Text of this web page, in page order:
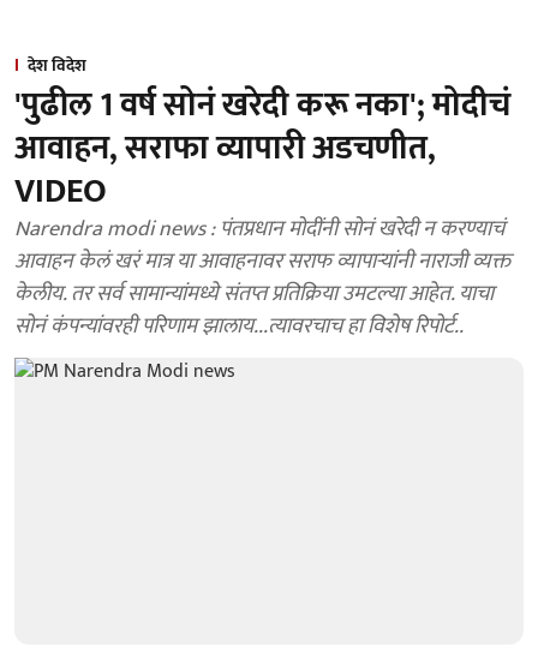
देश विदेश
'पुढील 1 वर्ष सोनं खरेदी करू नका'; मोदीचं
आवाहन, सराफा व्यापारी अडचणीत,
VIDEO
Narendra modi news : पंतप्रधान मोदींनी सोनं खरेदी न करण्याचं
आवाहन केलं खरं मात्र या आवाहनावर सराफ व्यापाऱ्यांनी नाराजी व्यक्त
केलीय. तर सर्व सामान्यांमध्ये संतप्त प्रतिक्रिया उमटल्या आहेत. याचा
सोनं कंपन्यांवरही परिणाम झालाय...त्यावरचाच हा विशेष रिपोर्ट..